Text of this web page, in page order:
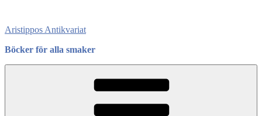
content
Aristippos Antikvariat
Böcker för alla smaker